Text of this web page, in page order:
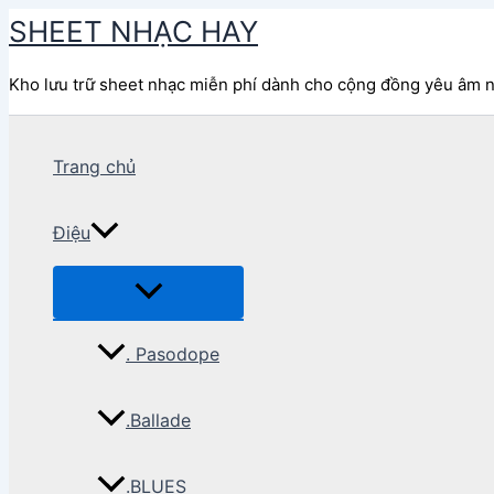
Nhảy
tới
nội
SHEET NHẠC HAY
Kho lưu trữ sheet nhạc miễn phí dành cho cộng đồng yêu âm
Trang chủ
Điệu
. Pasodope
.Ballade
.BLUES